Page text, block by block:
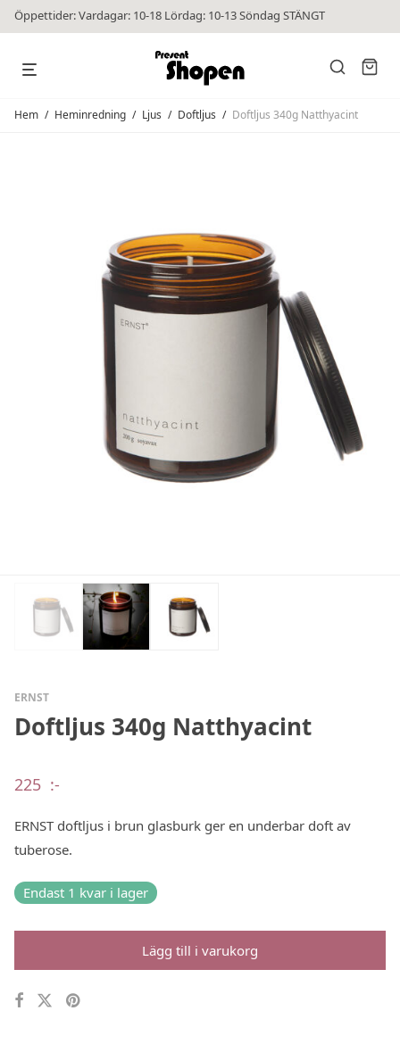
Öppettider: Vardagar: 10-18 Lördag: 10-13 Söndag STÄNGT
Hem / Heminredning / Ljus / Doftljus / Doftljus 340g Natthyacint
ERNST
Doftljus 340g Natthyacint
225 :-
ERNST doftljus i brun glasburk ger en underbar doft av
tuberose.
Endast 1 kvar i lager
Lägg till i varukorg